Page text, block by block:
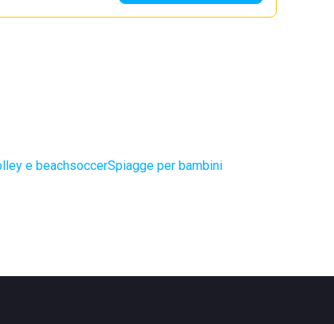
e beachsoccerSpiagge per bambini